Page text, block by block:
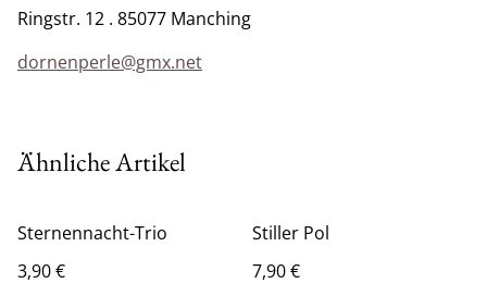
Ringstr. 12 . 85077 Manching
dornenperle@gmx.net
Ähnliche Artikel
Sternennacht-Trio
3,90 €
Stiller Pol
7,90 €